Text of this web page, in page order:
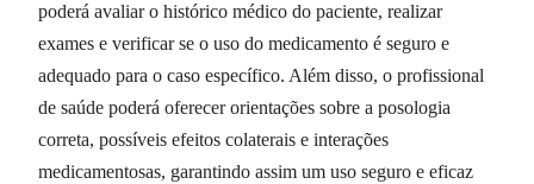
poderá avaliar o histórico médico do paciente, realizar
exames e verificar se o uso do medicamento é seguro e
adequado para o caso específico. Além disso, o profissional
de saúde poderá oferecer orientações sobre a posologia
correta, possíveis efeitos colaterais e interações
medicamentosas, garantindo assim um uso seguro e eficaz